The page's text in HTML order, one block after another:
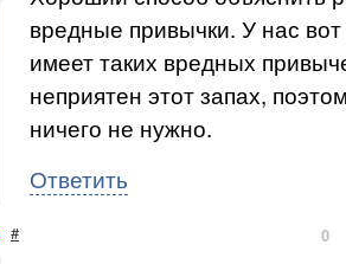
вредные привычки. У нас
имеет таких вредных
неприятен этот запах,
ничего не нужно.
Ответить
# 0